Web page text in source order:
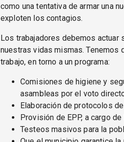
como una tentativa de armar una
exploten los contagios.
Los trabajadores debemos actuar
nuestras vidas mismas. Tenemos
trabajo, en torno a un programa:
Comisiones de higiene y
asambleas por el voto
Elaboración de protocolos
Provisión de EPP, a cargo
Testeos masivos para la